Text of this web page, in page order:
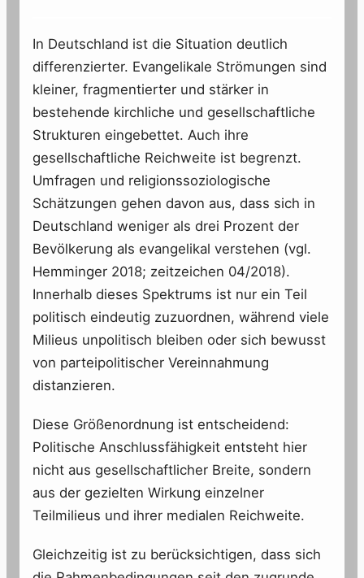
In Deutschland ist die Situation deutlich
differenzierter. Evangelikale Strömungen sind
kleiner, fragmentierter und stärker in
bestehende kirchliche und gesellschaftliche
Strukturen eingebettet. Auch ihre
gesellschaftliche Reichweite ist begrenzt.
Umfragen und religionssoziologische
Schätzungen gehen davon aus, dass sich in
Deutschland weniger als drei Prozent der
Bevölkerung als evangelikal verstehen (vgl.
Hemminger 2018; zeitzeichen 04/2018).
Innerhalb dieses Spektrums ist nur ein Teil
politisch eindeutig zuzuordnen, während viele
Milieus unpolitisch bleiben oder sich bewusst
von parteipolitischer Vereinnahmung
distanzieren.
Diese Größenordnung ist entscheidend:
Politische Anschlussfähigkeit entsteht hier
nicht aus gesellschaftlicher Breite, sondern
aus der gezielten Wirkung einzelner
Teilmilieus und ihrer medialen Reichweite.
Gleichzeitig ist zu berücksichtigen, dass sich